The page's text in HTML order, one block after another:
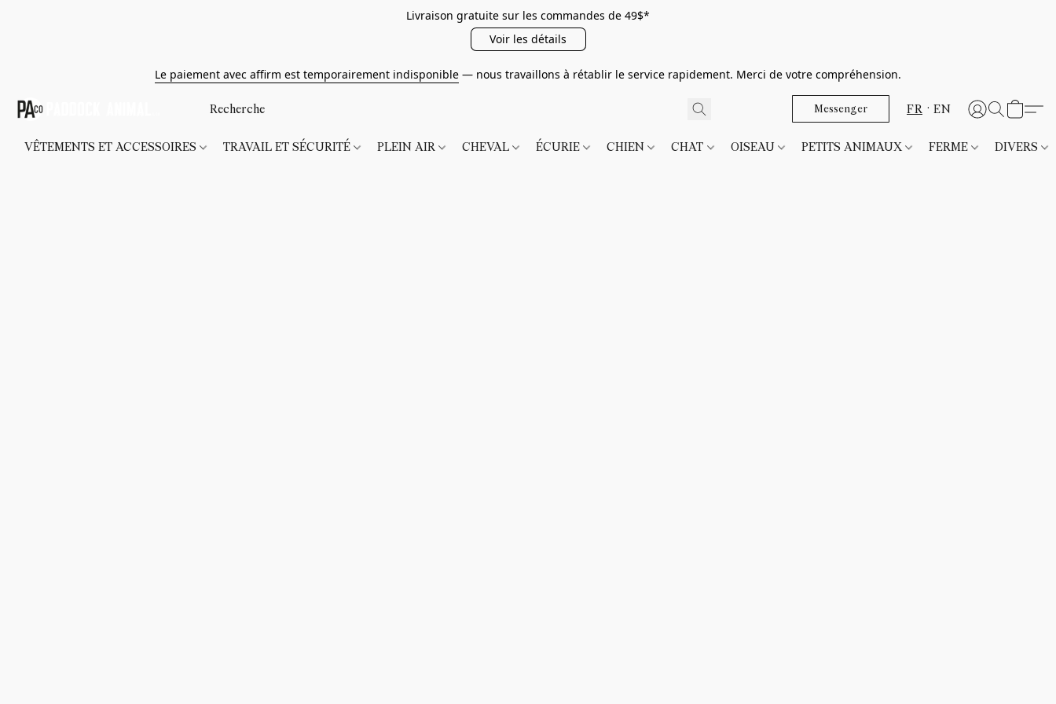
Livraison gratuite sur les commandes de 49$*
Voir les détails
Le paiement avec affirm est temporairement indisponible — nous travaillons à rétablir le service rapidement. Merci de votre compréhension.
Messenger FR EN
VÊTEMENTS ET ACCESSOIRES TRAVAIL ET SÉCURITÉ PLEIN AIR CHEVAL ÉCURIE CHIEN CHAT OISEAU PETITS ANIMAUX FERME DIVERS